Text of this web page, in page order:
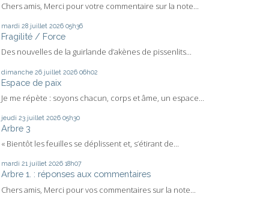
Chers amis, Merci pour votre commentaire sur la note...
mardi 28 juillet 2026 05h36
Fragilité / Force
Des nouvelles de la guirlande d’akènes de pissenlits...
dimanche 26 juillet 2026 06h02
Espace de paix
Je me répète : soyons chacun, corps et âme, un espace...
jeudi 23 juillet 2026 05h30
Arbre 3
« Bientôt les feuilles se déplissent et, s’étirant de...
mardi 21 juillet 2026 18h07
Arbre 1. : réponses aux commentaires
Chers amis, Merci pour vos commentaires sur la note...